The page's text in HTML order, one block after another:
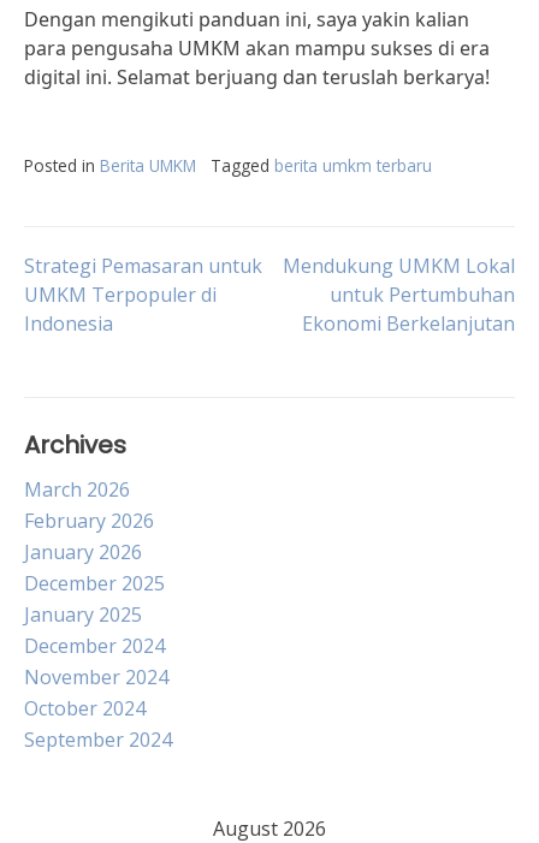
Dengan mengikuti panduan ini, saya yakin kalian
para pengusaha UMKM akan mampu sukses di era
digital ini. Selamat berjuang dan teruslah berkarya!
Posted in Berita UMKM Tagged berita umkm terbaru
Post
navigation
Strategi Pemasaran untuk
UMKM Terpopuler di
Indonesia
Mendukung UMKM Lokal
untuk Pertumbuhan
Ekonomi Berkelanjutan
Archives
March 2026
February 2026
January 2026
December 2025
January 2025
December 2024
November 2024
October 2024
September 2024
August 2026